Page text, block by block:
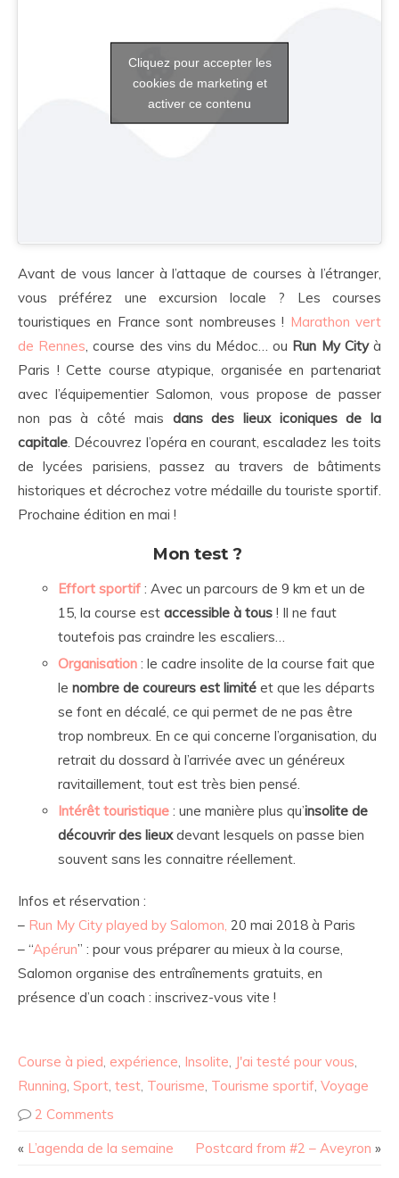
Cliquez pour accepter les
cookies de marketing et
activer ce contenu
Avant de vous lancer à l’attaque de courses à l’étranger,
vous préférez une excursion locale ? Les courses
touristiques en France sont nombreuses ! Marathon vert
de Rennes , course des vins du Médoc… ou Run My Cityà
Paris ! Cette course atypique, organisée en partenariat
avec l’équipementier Salomon, vous propose de passer
non pas à côté mais dans des lieux iconiques de la
capitale . Découvrez l’opéra en courant, escaladez les toits
de lycées parisiens, passez au travers de bâtiments
historiques et décrochez votre médaille du touriste sportif.
Prochaine édition en mai !
Mon test ?
Effort sportif : Avec un parcours de 9 km et un de
15, la course est accessible à tous ! Il ne faut
toutefois pas craindre les escaliers…
Organisation : le cadre insolite de la course fait que
le nombre de coureurs est limité et que les départs
se font en décalé, ce qui permet de ne pas être
trop nombreux. En ce qui concerne l’organisation, du
retrait du dossard à l’arrivée avec un généreux
ravitaillement, tout est très bien pensé.
Intérêt touristique : une manière plus qu’insolite de
découvrir des lieuxdevant lesquels on passe bien
souvent sans les connaitre réellement.
Infos et réservation :
– Run My City played by Salomon, 20 mai 2018 à Paris
– “Apérun” : pour vous préparer au mieux à la course,
Salomon organise des entraînements gratuits, en
présence d’un coach : inscrivez-vous vite !
Course à pied expérience Insolite J'ai testé pour vous
Running Sport test Tourisme Tourisme sportif Voyage
2 Comments
« L’agenda de la semaine Postcard from #2 – Aveyron »